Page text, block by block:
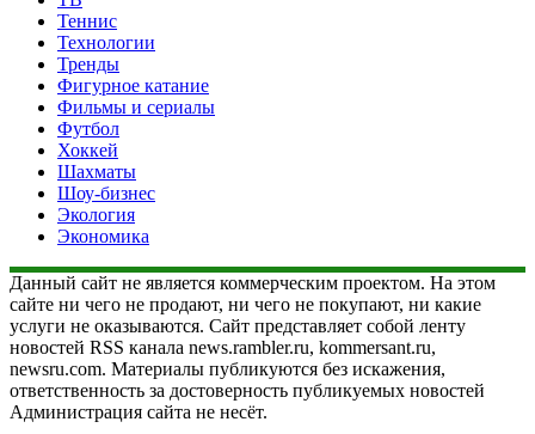
Теннис
Технологии
Тренды
Фигурное катание
Фильмы и сериалы
Футбол
Хоккей
Шахматы
Шоу-бизнес
Экология
Экономика
Данный сайт не является коммерческим проектом. На этом
сайте ни чего не продают, ни чего не покупают, ни какие
услуги не оказываются. Сайт представляет собой ленту
новостей RSS канала news.rambler.ru, kommersant.ru,
newsru.com. Материалы публикуются без искажения,
ответственность за достоверность публикуемых новостей
Администрация сайта не несёт.